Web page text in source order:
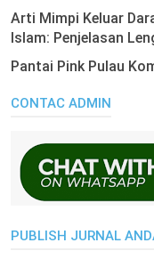
Arti Mimpi Keluar
Islam: Penjelasan
Pantai Pink Pulau
CONTAC ADMIN
PUBLISH JURNAL